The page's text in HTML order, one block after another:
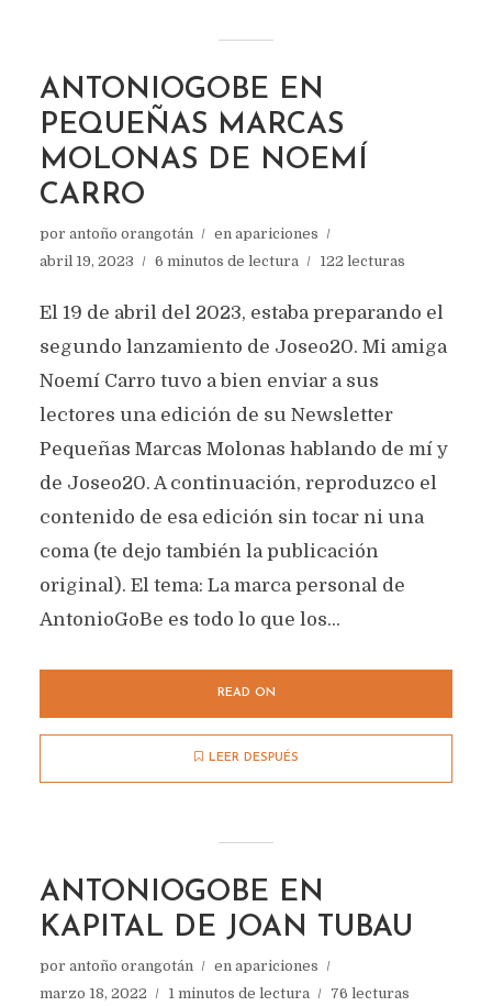
ANTONIOGOBE EN
PEQUEÑAS MARCAS
MOLONAS DE NOEMÍ
CARRO
por antoño orangotán en apariciones
abril 19, 2023
6 minutos de lectura 122 lecturas
El 19 de abril del 2023, estaba preparando el
segundo lanzamiento de Joseo20. Mi amiga
Noemí Carro tuvo a bien enviar a sus
lectores una edición de su Newsletter
Pequeñas Marcas Molonas hablando de mí y
de Joseo20. A continuación, reproduzco el
contenido de esa edición sin tocar ni una
coma (te dejo también la publicación
original). El tema: La marca personal de
AntonioGoBe es todo lo que los...
READ ON
LEER DESPUÉS
ANTONIOGOBE EN
KAPITAL DE JOAN TUBAU
por antoño orangotán en apariciones
marzo 18, 2022
1 minutos de lectura 76 lecturas